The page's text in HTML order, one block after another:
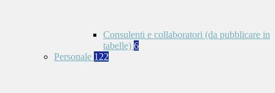
Consulenti e collaboratori (da pubblicare in
tabelle) 6
Personale 122